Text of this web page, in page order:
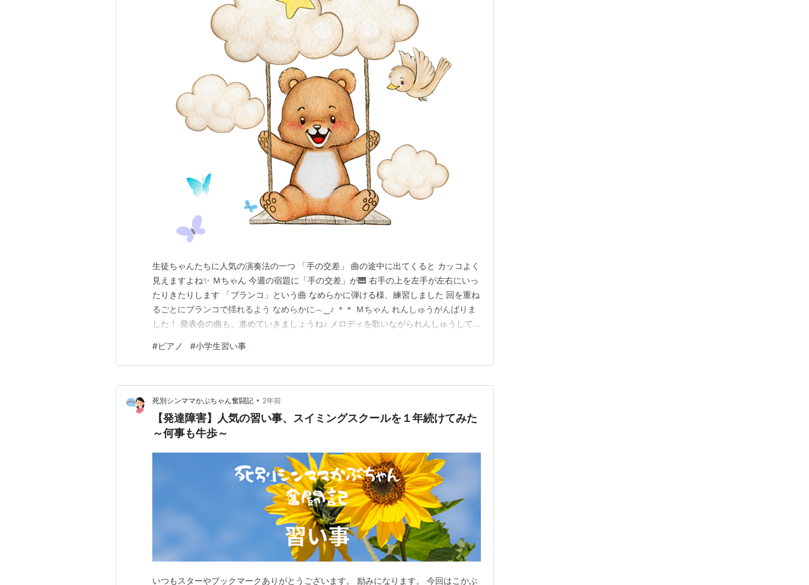
生徒ちゃんたちに人気の演奏法の一つ 「手の交差」 曲の途中に出てくると カッコよく
見えますよね✨ Ｍちゃん 今週の宿題に「手の交差」が🎹 右手の上を左手が左右にいっ
たりきたりします 「ブランコ」という曲 なめらかに弾ける様、練習しました 回を重ね
るごとにブランコで揺れるよう なめらかに︵‿♪ ＊＊ Ｍちゃん れんしゅうがんばりま
した！ 発表会の曲も、進めていきましょうね♪ メロディを歌いながられんしゅうして
oharapiano.ff@gmail.com 教室HP Instagram ランキング参加…
#ピアノ #小学生習い事
死別シンママかぶちゃん奮闘記 • 2年前
【発達障害】人気の習い事、スイミングスクールを１年続けてみた
～何事も牛歩～
いつもスターやブックマークありがとうございます。 励みになります。 今回はこかぶ